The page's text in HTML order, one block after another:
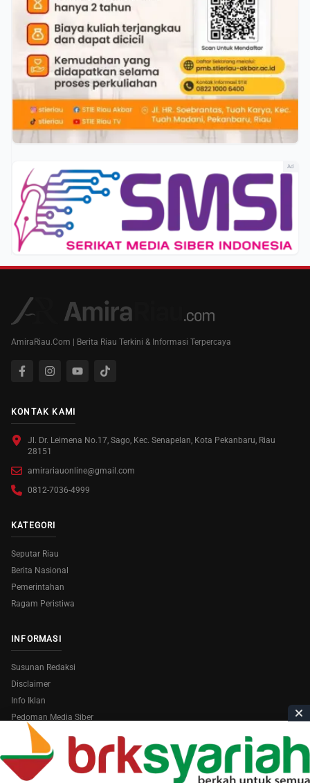
Ad
AmiraRiau.Com | Berita Riau Terkini & Informasi Terpercaya
KONTAK KAMI
Jl. Dr. Leimena No.17, Sago, Kec. Senapelan, Kota Pekanbaru, Riau
28151
amirariauonline@gmail.com
0812-7036-4999
KATEGORI
Seputar Riau
Berita Nasional
Pemerintahan
Ragam Peristiwa
INFORMASI
Susunan Redaksi
Disclaimer
Info Iklan
Pedoman Media Siber
Copyright © 2026 AmiraRiau.com . All Rights Reserved.